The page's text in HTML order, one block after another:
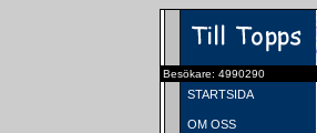
Besökare: 4990290
STARTSIDA
OM OSS